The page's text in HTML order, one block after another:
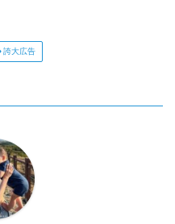
誇大広告